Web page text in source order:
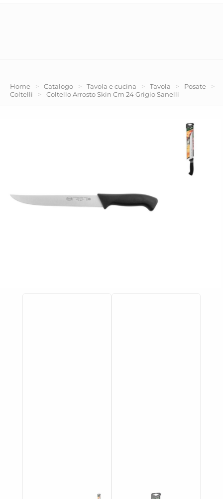
Home > Catalogo > Tavola e cucina > Tavola > Posate
>
Coltelli
> Coltello Arrosto Skin Cm 24 Grigio Sanelli